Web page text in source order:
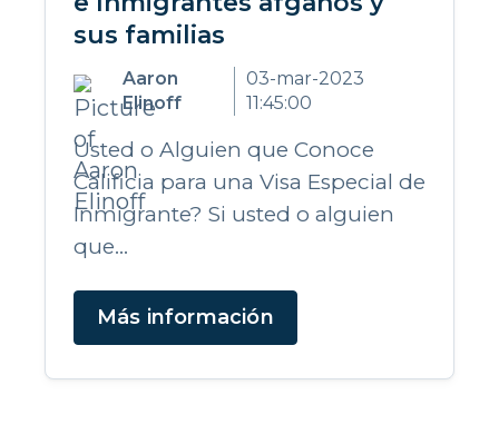
sus familias
Aaron
Elinoff
03-mar-2023
11:45:00
Usted o Alguien que Conoce
Calificia para una Visa Especial de
Inmigrante? Si usted o alguien
que...
Más información